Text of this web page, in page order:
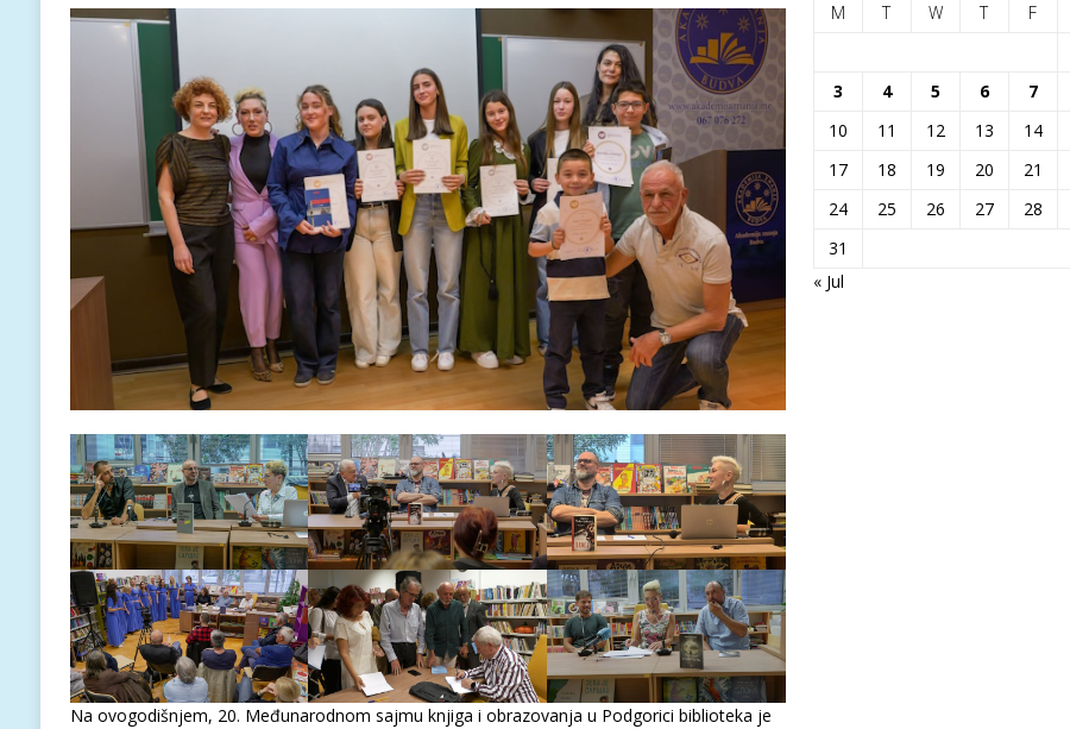
Na ovogodišnjem, 20. Međunarodnom sajmu knjiga i obrazovanja u Podgorici biblioteka je
M
T W T F
3
4 5 6 7
10
11 12 13 14
17
18 19 20 21
24
25 26 27 28
31
« Jul